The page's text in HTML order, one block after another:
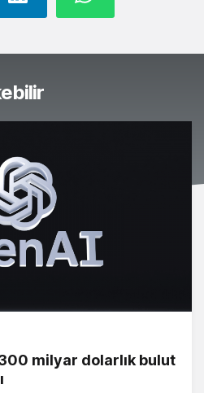
milyar dolarlık bulut